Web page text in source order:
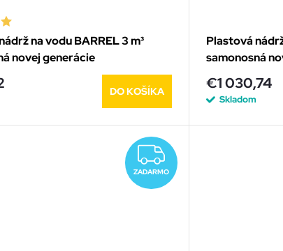
na vodu BARREL 3 m³
novej generácie
DO KOŠÍKA
Plastová
samonosná
€1 030,74
Skladom
ZADARMO
ZADARMO